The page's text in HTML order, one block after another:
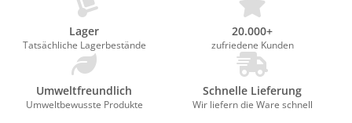
Lager
Tatsächliche Lagerbestände
20.000+
zufriedene Kunden
Umweltfreundlich
Umweltbewusste Produkte
Schnelle Lieferung
Wir liefern die Ware schnell